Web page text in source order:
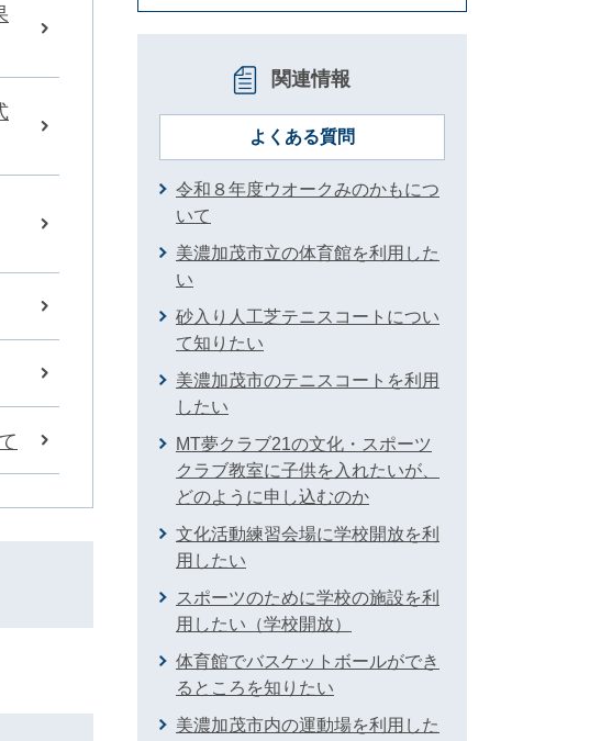
関連情報
よくある質問
令和８年度ウオークみのかもにつ
いて
美濃加茂市立の体育館を利用した
い
砂入り人工芝テニスコートについ
て知りたい
美濃加茂市のテニスコートを利用
したい
MT夢クラブ21の文化・スポーツ
クラブ教室に子供を入れたいが、
どのように申し込むのか
文化活動練習会場に学校開放を利
用したい
スポーツのために学校の施設を利
用したい（学校開放）
体育館でバスケットボールができ
るところを知りたい
美濃加茂市内の運動場を利用した